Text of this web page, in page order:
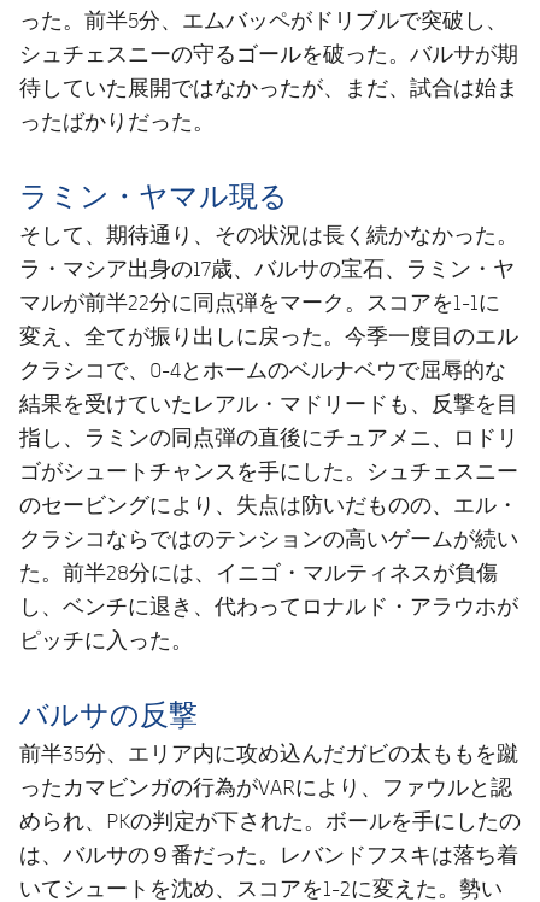
った。前半5分、エムバッペがドリブルで突破し、
シュチェスニーの守るゴールを破った。バルサが期
待していた展開ではなかったが、まだ、試合は始ま
ったばかりだった。
ラミン・ヤマル現る
そして、期待通り、その状況は長く続かなかった。
ラ・マシア出身の17歳、バルサの宝石、ラミン・ヤ
マルが前半22分に同点弾をマーク。スコアを1-1に
変え、全てが振り出しに戻った。今季一度目のエル
クラシコで、0-4とホームのベルナベウで屈辱的な
結果を受けていたレアル・マドリードも、反撃を目
指し、ラミンの同点弾の直後にチュアメニ、ロドリ
ゴがシュートチャンスを手にした。シュチェスニー
のセービングにより、失点は防いだものの、エル・
クラシコならではのテンションの高いゲームが続い
た。前半28分には、イニゴ・マルティネスが負傷
し、ベンチに退き、代わってロナルド・アラウホが
ピッチに入った。
バルサの反撃
前半35分、エリア内に攻め込んだガビの太ももを蹴
ったカマビンガの行為がVARにより、ファウルと認
められ、PKの判定が下された。ボールを手にしたの
は、バルサの９番だった。レバンドフスキは落ち着
いてシュートを沈め、スコアを1-2に変えた。勢い